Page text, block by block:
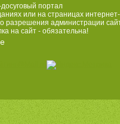
портал
или на страницах интернет-
разрешения администрации
на сайт - обязательна!